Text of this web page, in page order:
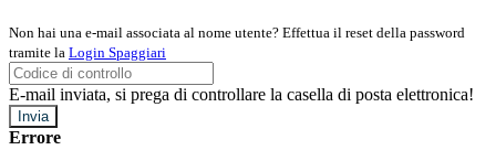
Non hai una e-mail associata al nome utente? Effettua il reset della password
tramite la Login Spaggiari
E-mail inviata, si prega di controllare la casella di posta elettronica!
Errore